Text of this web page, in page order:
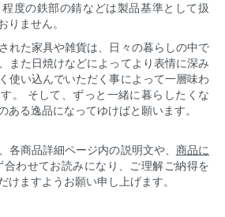
度の鉄部の錆などは製品基準として扱
りません。
れた家具や雑貨は、日々の暮らしの中で
また日焼けなどによってより表情に深み
使い込んでいただく事によって一層味わ
。 そして、ずっと一緒に暮らしたくな
ある逸品になってゆけばと願います。
各商品詳細ページ内の説明文や、 商品に
合わせてお読みになり、ご理解ご納得を
けますようお願い申し上げます。